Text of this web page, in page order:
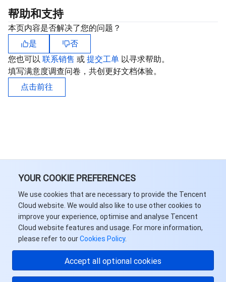
YOUR COOKIE PREFERENCES
We use cookies that are necessary to provide the Tencent
Cloud website. We would also like to use other cookies to
improve your experience, optimise and analyse Tencent
Cloud website features and usage. For more information,
please refer to ourCookies Policy.
Accept all optional cookies
帮助和支持
本页内容是否解决了您的问题？
是
否
您也可以 联系销售 或 提交工单 以寻求帮助。
填写满意度调查问卷，共创更好文档体验。
点击前往